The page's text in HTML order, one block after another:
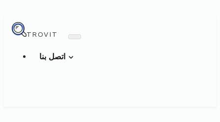
TROVIT